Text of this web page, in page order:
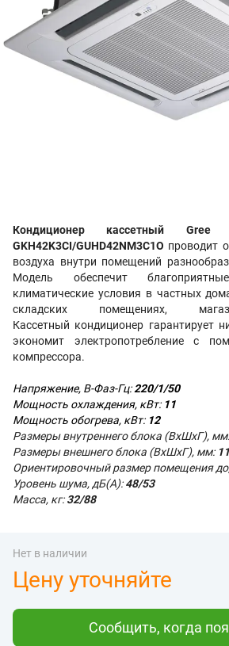
Кондиционер кассетный Gree
GKH42K3CI/GUHD42NM3C1O проводит
воздуха внутри помещений
Модель обеспечит
климатические условия в частных
складских помещениях,
Кассетный кондиционер гарантирует
экономит электропотребление с
компрессора.
Напряжение, В-Фаз-Гц:220/1/50
Мощность охлаждения, кВт: 11
Мощность обогрева, кВт:12
Размеры внутреннего блока (ВхШхГ), мм
Размеры внешнего блока (ВхШхГ), мм:
Ориентировочный размер помещения
Уровень шума, дБ(А): 48/53
Масса, кг:32/88
Нет в наличии
Цену уточняйте
Сообщить, когда